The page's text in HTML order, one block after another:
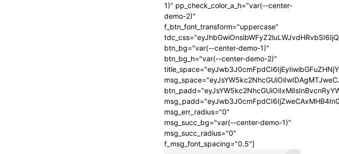
1)" pp_check_color_a_h="var(--center-
demo-2)"
f_btn_font_transform="uppercase"
btn_bg="var(--center-demo-1)"
btn_bg_h="var(--center-demo-2)"
msg_err_radius="0"
msg_succ_bg="var(--center-demo-1)"
msg_succ_radius="0"
f_msg_font_spacing="0.5"]